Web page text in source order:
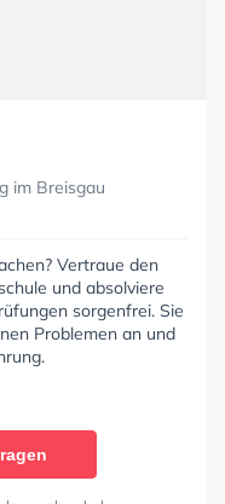
im Breisgau
Vertraue den
und absolviere
sorgenfrei. Sie
Problemen an und